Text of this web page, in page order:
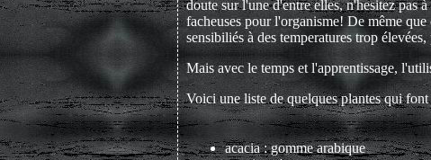
doute sur l'une d'entre elles, n'hesitez pas
facheuses pour l'organisme! De même
sensibiliés à des temperatures trop
Mais avec le temps et l'apprentissage,
Voici une liste de quelques plantes qui
acacia : gomme arabique